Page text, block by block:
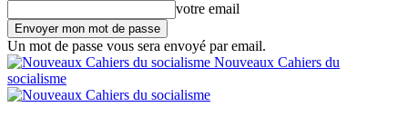
votre email
Un mot de passe vous sera envoyé par email.
Nouveaux Cahiers du
socialisme